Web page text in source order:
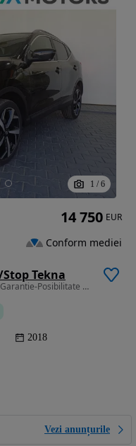
1 / 6
Tekna
1461 cm3 • 110 CP • Tekna 1.5DCI 150cp-Garantie-Posibilitate credit auto
2018
Vezi anunțurile
14 750 EUR
Conform mediei